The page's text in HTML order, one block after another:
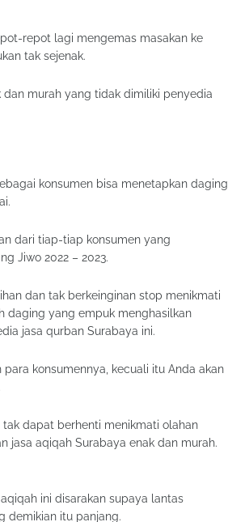
repot lagi mengemas masakan ke
tak sejenak.
dan murah yang tidak dimiliki penyedia
konsumen bisa menetapkan daging
dari tiap-tiap konsumen yang
Jiwo 2022 – 2023.
dan tak berkeinginan stop menikmati
daging yang empuk menghasilkan
jasa qurban Surabaya ini.
konsumennya, kecuali itu Anda akan
dapat berhenti menikmati olahan
jasa aqiqah Surabaya enak dan murah.
ini disarakan supaya lantas
demikian itu panjang.